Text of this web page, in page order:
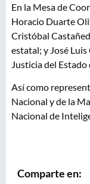
En la Mesa de
Horacio Duarte
Cristóbal
estatal; y José
Justicia del Estado
Así como
Nacional y de la
Nacional de
Comparte en: